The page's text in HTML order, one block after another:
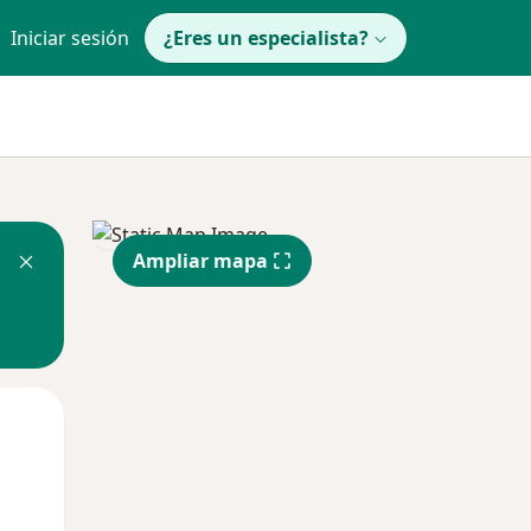
Iniciar sesión ¿Eres un especialista?
Ampliar mapa